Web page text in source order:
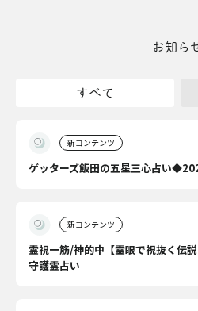
お知ら
すべて
新コンテンツ
ゲッターズ飯田の五星三心占い
新コンテンツ
霊視一筋/神的中【霊眼で視抜く伝
守護霊占い